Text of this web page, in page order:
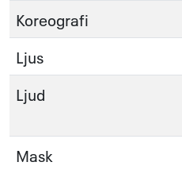
Koreografi
Ljus
Ljud
Mask